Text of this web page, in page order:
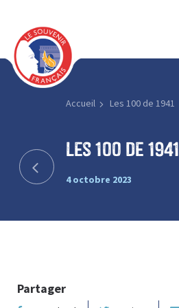
Accueil Les 100 de 1941
Les 100 de 1941
4 octobre 2023
Partager